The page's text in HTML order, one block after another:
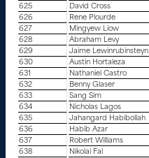
625
David Cross
626
Rene Plourde
627
Mingyew Liow
628
Abraham Levy
629
Jaime Lewinrubinsteyn
630
Austin Hortaleza
631
Nathaniel Castro
632
Benny Glaser
633
Sang Sim
634
Nicholas Lagos
635
Jahangard Habibollah
636
Habib Azar
637
Robert Williams
638
Nikolai Fal